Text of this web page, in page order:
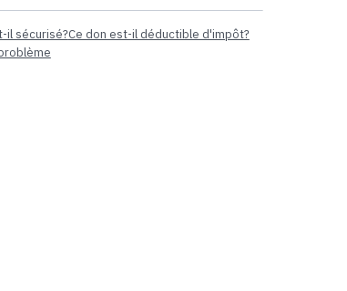
il sécurisé?Ce don est-il déductible d'impôt?